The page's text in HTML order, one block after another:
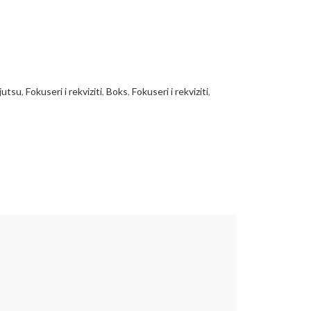
, Fokuseri i rekviziti, Boks, Fokuseri i rekviziti,